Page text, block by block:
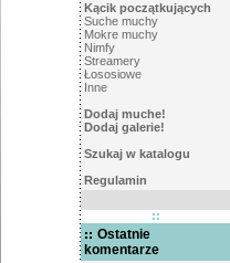
Kącik początkujących
Suche muchy
Mokre muchy
Nimfy
Streamery
Łososiowe
Inne
Dodaj muche!
Dodaj galerie!
Szukaj w katalogu
Regulamin
Ostatnie
komentarze